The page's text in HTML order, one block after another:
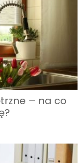
– na co